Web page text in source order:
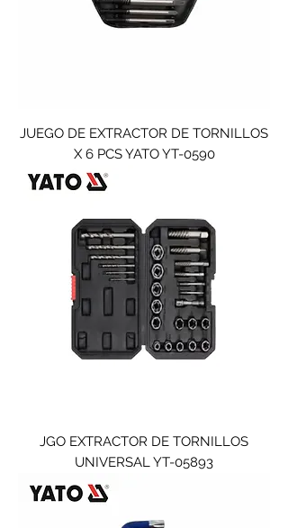
JUEGO DE EXTRACTOR DE TORNILLOS
X 6 PCS YATO YT-0590
JGO EXTRACTOR DE TORNILLOS
UNIVERSAL YT-05893